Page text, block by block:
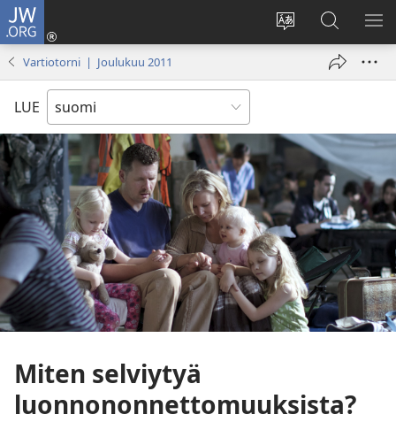
JW.ORG
Vaihda
sivuston
Kirjaudu
(avaa
Hae
JW.ORG-
sivustolta
Vartiotorni | Joulukuu 2011
LUE
Miten selviytyä
luonnononnettomuuksista?